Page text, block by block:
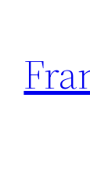
contenu